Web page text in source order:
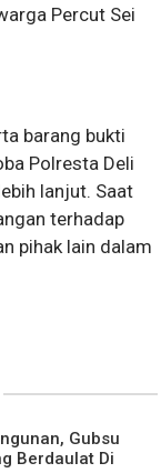
Percut Sei
barang bukti
Polresta Deli
lanjut. Saat
terhadap
pihak lain dalam
Gubsu
Berdaulat Di